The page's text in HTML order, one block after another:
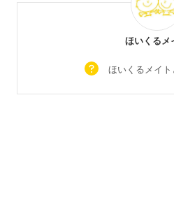
ほいくるメ
ほいくるメイト